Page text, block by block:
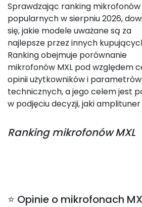
Sprawdzając ranking mikrofonów
popularnych w sierpniu 2026,
się, jakie modele uważane są za
najlepsze przez innych
Ranking obejmuje porównanie
mikrofonów MXL pod względem
opinii użytkowników i parametrów
technicznych, a jego celem jest
w podjęciu decyzji, jaki amplituner
Rankingmikrofonów MXL
⭐ Opinie o mikrofonach